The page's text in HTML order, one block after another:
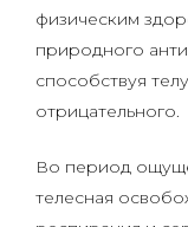
физическим
природного
способствуя
отрицательного.
Во период
телесная